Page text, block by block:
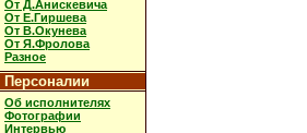
От Д.Анискевича
От Е.Гиршева
От В.Окунева
От Я.Фролова
Разное
Персоналии
Об исполнителях
Фотографии
Интервью